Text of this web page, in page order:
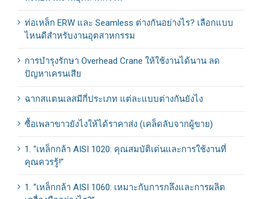
ท่อเหล็ก ERW และ Seamless ต่างกันอย่างไร? เลือกแบบ
ไหนดีสำหรับงานอุตสาหกรรม
การบำรุงรักษา Overhead Crane ให้ใช้งานได้นาน ลด
ปัญหาเครนเสีย
ฉากสแตนเลสมีกี่ประเภท แต่ละแบบต่างกันยังไง
ซื้อเพลาขาวยังไงให้ได้ราคาส่ง (เคล็ดลับจากผู้ขาย)
1. “เหล็กกล้า AISI 1020: คุณสมบัติเด่นและการใช้งานที่
คุณควรรู้!”
1. “เหล็กกล้า AISI 1060: เหมาะกับการกลึงและการผลิต